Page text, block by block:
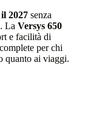
2027 senza
La Versys 650
e facilità di
per chi
quanto ai viaggi.